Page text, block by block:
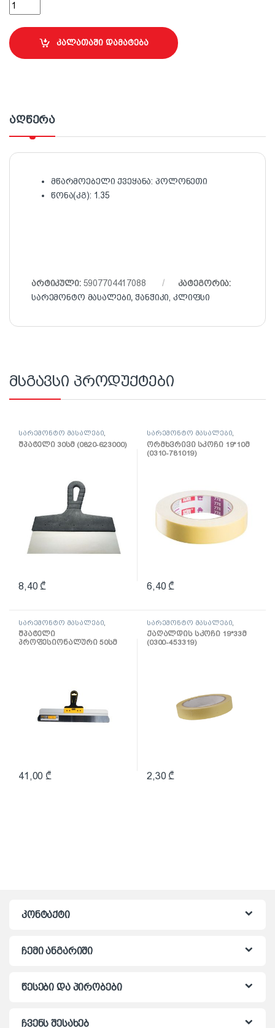
კალათაში დამატება
აღწერა
მწარმოებელი ქვეყანა: პოლონეთი
წონა(კგ): 1.35
არტიკული: 5907704417088
კატეგორია:
სარემონტო მასალები,ჭანჭიკი, კლიფსი
მსგავსი პროდუქტები
სარემონტო მასალები
შპატელი, საპრიალებელი,
ქაფჩა
შპატელი 30სმ (0820-623000)
8,40 ₾
სარემონტო მასალები
ლენტი
ორმხვრივი სკოჩი 19*10მ
(0310-781019)
6,40 ₾
სარემონტო მასალები
შპატელი, საპრიალებელი,
ქაფჩა
შპატელი
პროფესიონალური 50სმ
41,00 ₾
სარემონტო მასალები
ლენტი
ქაღალდის სკოჩი 19*33მ
(0300-453319)
2,30 ₾
კონტაქტი
ჩემი ანგარიში
წესები და პირობები
ჩვენს შესახებ